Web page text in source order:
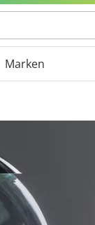
Marken